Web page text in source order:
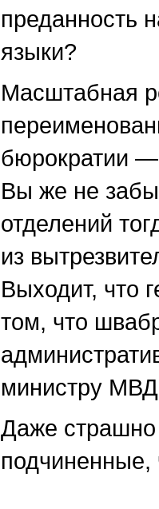
преданность
языки?
Масштабная
бюрократии
Вы же не
отделений
из
Выходит, что
том, что
министру
Даже страшно